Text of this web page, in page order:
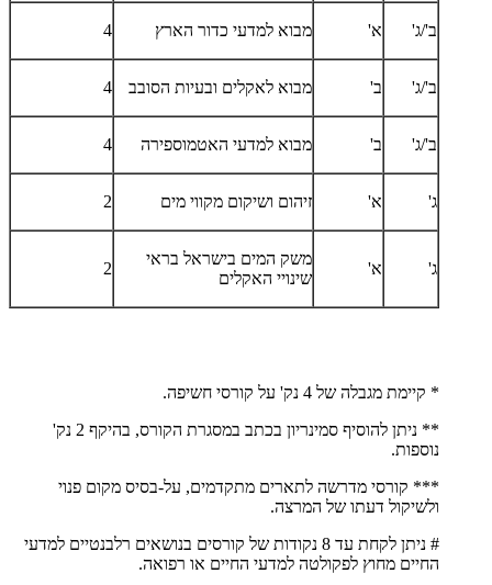
ב'/ג' א' מבוא למדעי כדור הארץ 4
ב'/ג' ב' מבוא לאקלים ובעיות הסובב 4
ב'/ג' ב' מבוא למדעי האטמוספירה 4
ג' א' זיהום ושיקום מקווי מים 2
ג' א'
משק המים בישראל בראי
שינויי האקלים
2
* קיימת מגבלה של 4 נק' על קורסי חשיפה.
**
ניתן להוסיף סמינריון בכתב במסגרת הקורס, בהיקף 2 נק'
נוספות.
*** קורסי מדרשה לתארים מתקדמים, על-בסיס מקום פנוי
ולשיקול דעתו של המרצה.
# ניתן לקחת עד 8 נקודות של קורסים בנושאים רלבנטיים למדעי
החיים מחוץ לפקולטה למדעי החיים או רפואה.